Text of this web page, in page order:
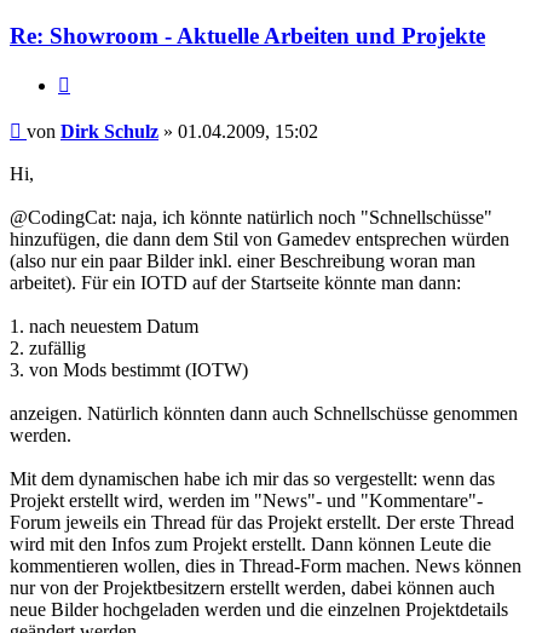
Re: Showroom - Aktuelle Arbeiten und Projekte
Beitrag
von Dirk Schulz » 01.04.2009, 15:02
Hi,
@CodingCat: naja, ich könnte natürlich noch "Schnellschüsse"
hinzufügen, die dann dem Stil von Gamedev entsprechen würden
(also nur ein paar Bilder inkl. einer Beschreibung woran man
arbeitet). Für ein IOTD auf der Startseite könnte man dann:
1. nach neuestem Datum
2. zufällig
3. von Mods bestimmt (IOTW)
anzeigen. Natürlich könnten dann auch Schnellschüsse genommen
werden.
Mit dem dynamischen habe ich mir das so vergestellt: wenn das
Projekt erstellt wird, werden im "News"- und "Kommentare"-
Forum jeweils ein Thread für das Projekt erstellt. Der erste Thread
wird mit den Infos zum Projekt erstellt. Dann können Leute die
kommentieren wollen, dies in Thread-Form machen. News können
nur von der Projektbesitzern erstellt werden, dabei können auch
neue Bilder hochgeladen werden und die einzelnen Projektdetails